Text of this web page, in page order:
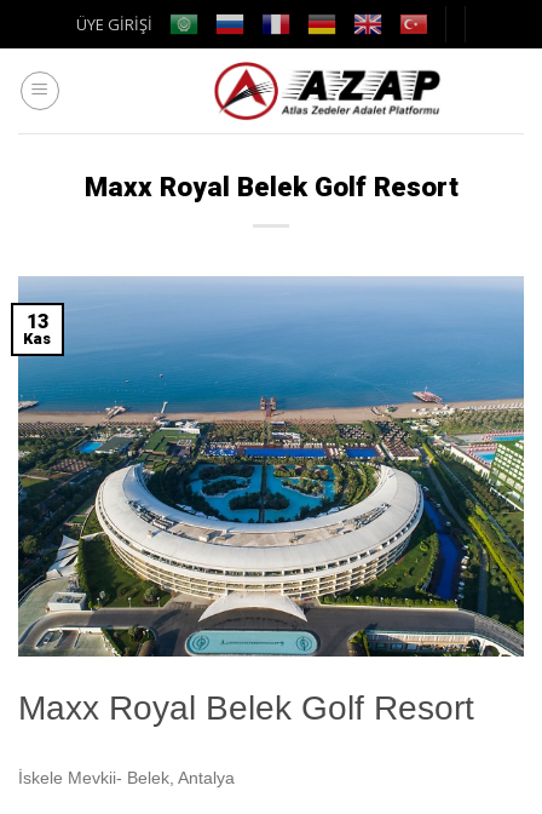
to
content
ÜYE GİRİŞİ
Maxx Royal Belek Golf Resort
13
Kas
Maxx Royal Belek Golf Resort
İskele Mevkii- Belek, Antalya